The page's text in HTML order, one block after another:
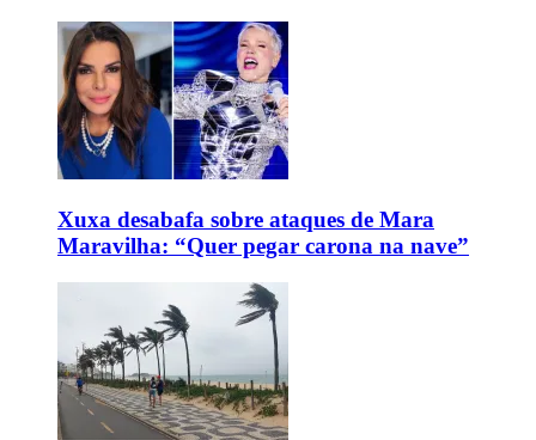
Xuxa desabafa sobre ataques de Mara
Maravilha: “Quer pegar carona na nave”